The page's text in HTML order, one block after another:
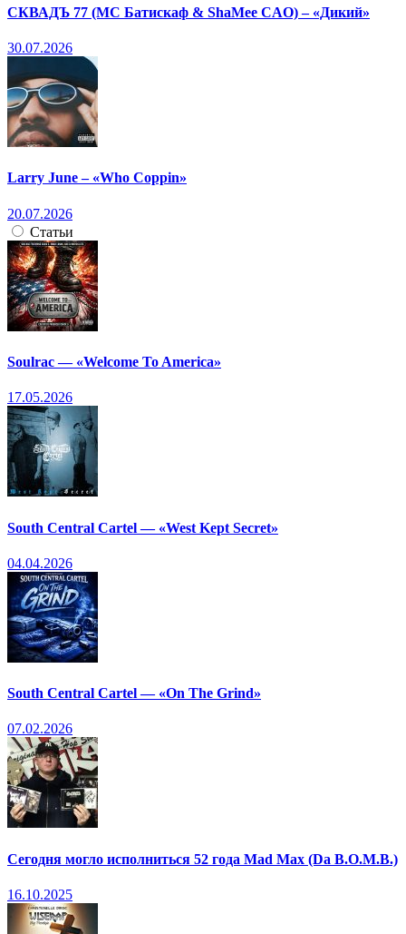
СКВАДЪ 77 (МС Батискаф & ShaMee CAO) – «Дикий»
30.07.2026
Larry June – «Who Coppin»
20.07.2026
Статьи
Soulrac — «Welcome To America»
17.05.2026
South Central Cartel — «West Kept Secret»
04.04.2026
South Central Cartel — «On The Grind»
07.02.2026
Сегодня могло исполниться 52 года Mad Max (Da B.O.M.B.)
16.10.2025